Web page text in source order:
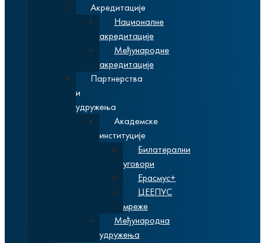
Акредитације
Националне
акредитације
Међународне
акредитације
Партнерства
и
удружења
Академске
институције
Билатерални
уговори
Ерасмус+
ЦЕЕПУС
мреже
Међународна
удружења